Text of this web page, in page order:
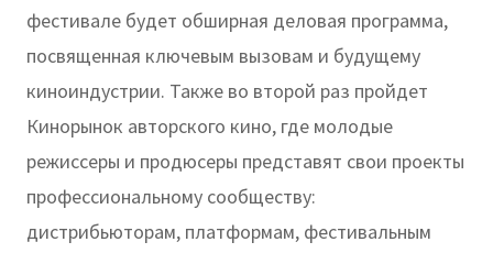
фестивале будет обширная деловая программа,
посвященная ключевым вызовам и будущему
киноиндустрии. Также во второй раз пройдет
Кинорынок авторского кино, где молодые
режиссеры и продюсеры представят свои проекты
профессиональному сообществу:
дистрибьюторам, платформам, фестивальным